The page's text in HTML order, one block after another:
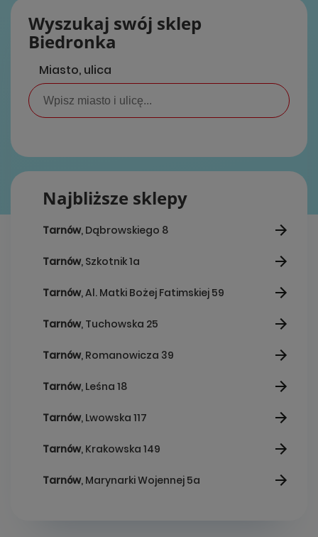
Wyszukaj swój sklep
Biedronka
Miasto, ulica
Najbliższe sklepy
Tarnów, Dąbrowskiego 8
Tarnów, Szkotnik 1a
Tarnów, Al. Matki Bożej Fatimskiej 59
Tarnów, Tuchowska 25
Tarnów, Romanowicza 39
Tarnów, Leśna 18
Tarnów, Lwowska 117
Tarnów, Krakowska 149
Tarnów, Marynarki Wojennej 5a